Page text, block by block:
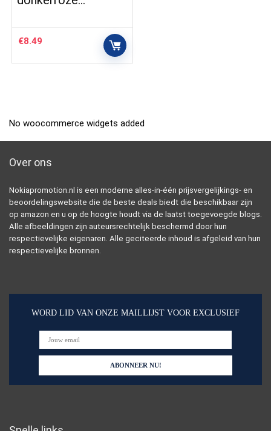
€8.49
No woocommerce widgets added
Over ons
Nokiapromotion.nl is een moderne alles-in-één prijsvergelijkings- en
beoordelingswebsite die de beste deals biedt die beschikbaar zijn
op amazon en u op de hoogte houdt via de laatst toegevoegde blogs.
Alle afbeeldingen zijn auteursrechtelijk beschermd door hun
respectievelijke eigenaren. Alle geciteerde inhoud is afgeleid van hun
respectievelijke bronnen.
WORD LID VAN ONZE MAILLIJST VOOR EXCLUSIEF